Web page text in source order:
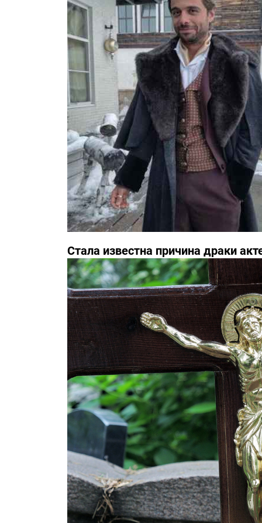
Стала известна причина драки